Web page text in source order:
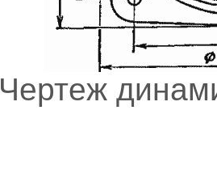
Чертеж